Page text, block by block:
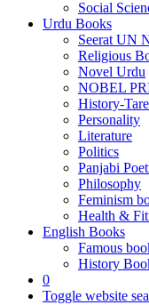
Social
Urdu Books
Seerat UN
Religious
Novel Urdu
NOBEL
History-
Personality
Literature
Politics
Panjabi
Philosophy
Feminism
Health &
English Books
Famous
History
0
Toggle website